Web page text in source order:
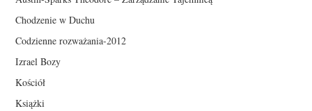
Chodzenie w Duchu
Codzienne rozważania-2012
Izrael Bozy
Kościół
Książki